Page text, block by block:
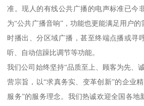
准。现人的有线公共广播的电声标准已今
为“公共广播音响”，功能也更能满足用户
时播出、分区域广播，甚至终端点播或寻
听、自动信躁比调节等功能。
我们公司始终坚持“品质至上、顾客为先、
营宗旨，以“求真务实、变革创新”的企业
服务”的服务理念。我们热诚欢迎全国各地